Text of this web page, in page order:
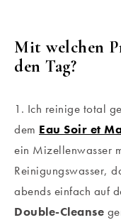
Mit welchen
den Tag?
1. Ich reinige total
dem Eau Soir et
ein Mizellenwasser
Reinigungswasser,
abends einfach auf
Double-Cleanse